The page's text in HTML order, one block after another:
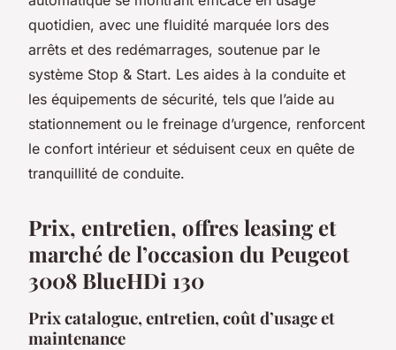
quotidien, avec une fluidité marquée lors des
arrêts et des redémarrages, soutenue par le
système Stop & Start. Les aides à la conduite et
les équipements de sécurité, tels que l’aide au
stationnement ou le freinage d’urgence, renforcent
le confort intérieur et séduisent ceux en quête de
tranquillité de conduite.
Prix, entretien, offres leasing et
marché de l’occasion du Peugeot
3008 BlueHDi 130
Prix catalogue, entretien, coût d’usage et
maintenance